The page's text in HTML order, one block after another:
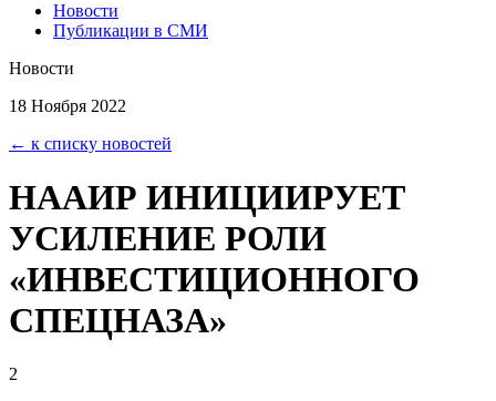
Новости
Публикации в СМИ
Новости
18 Ноября 2022
← к списку новостей
НААИР ИНИЦИИРУЕТ
УСИЛЕНИЕ РОЛИ
«ИНВЕСТИЦИОННОГО
СПЕЦНАЗА»
2